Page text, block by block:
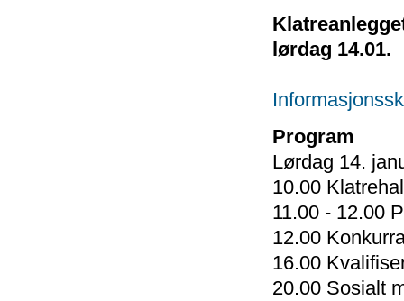
lørdag 14.01.
Program
Lørdag 14.
10.00
11.00 - 12.00
12.00
16.00
20.00 Sosialt